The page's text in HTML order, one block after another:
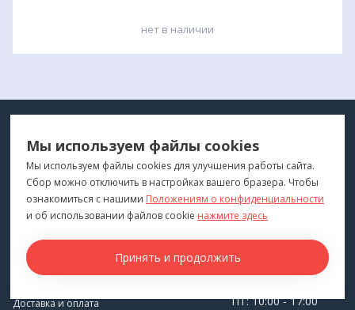
нет в наличии
ДЛЯ ВАС
"Медтехника для Вас"©2026
ПОКУПАТЕЛЯМ
Каталог
Бренды
Для оптовиков
Доставка и оплата
КОНТАКТЫ
г. Владивосток
ПТ: 10:00 - 17:00
Мы используем файлы cookies
Мы используем файлы cookies для улучшения работы сайта.
Сбор можно отключить в настройках вашего бразера. Чтобы
ознакомиться с нашими Положениям о конфиденциальности
и об использовании файлов cookie нажмите здесь
Принять и продолжить